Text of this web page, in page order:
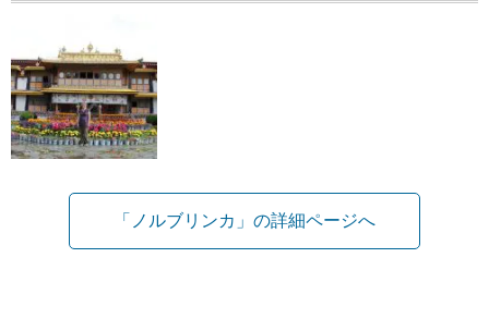
「ノルブリンカ」の詳細ページへ